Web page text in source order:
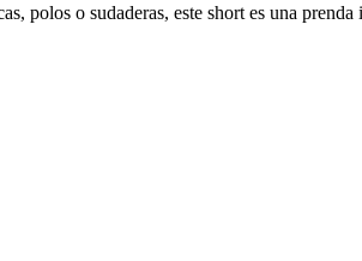
polos o sudaderas, este short es una